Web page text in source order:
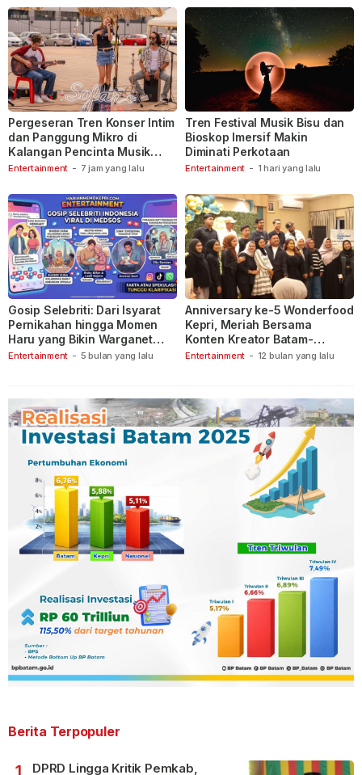
Entertainment - 7 jam yang lalu
Pergeseran Tren Konser Intim
dan Panggung Mikro di
Kalangan Pencinta Musik
Indonesia
Entertainment - 1 hari yang lalu
Tren Festival Musik Bisu dan
Bioskop Imersif Makin
Diminati Perkotaan
Entertainment - 5 bulan yang lalu
Gosip Selebriti: Dari Isyarat
Pernikahan hingga Momen
Haru yang Bikin Warganet
Berspekulasi
Entertainment - 12 bulan yang lalu
Anniversary ke-5 Wonderfood
Kepri, Meriah Bersama
Konten Kreator Batam-
Tanjungpinang
Berita Terpopuler
1
DPRD Lingga Kritik Pemkab,